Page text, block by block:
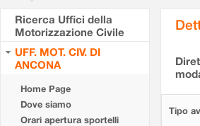
Ricerca Uffici della
Motorizzazione Civile
UFF. MOT. CIV. DI
ANCONA
Home Page
Dove siamo
Orari apertura sportelli
Tipo